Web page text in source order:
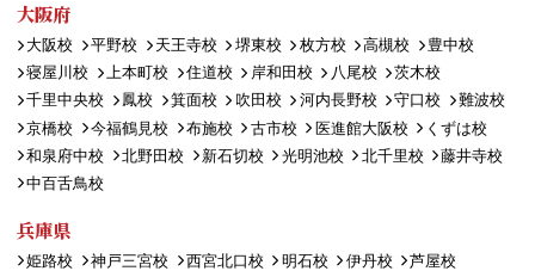
大阪府
大阪校 平野校 天王寺校 堺東校 枚方校 高槻校
豊中校
寝屋川校
上本町校 住道校 岸和田校 八尾校
茨木校
千里中央校
鳳校 箕面校 吹田校 河内長野校 守口校
難波校
京橋校
今福鶴見校 布施校 古市校 医進館大阪校
くずは校
和泉府中校
北野田校 新石切校 光明池校 北千里校
藤井寺校
中百舌鳥校
兵庫県
姫路校 神戸三宮校 西宮北口校 明石校 伊丹校
芦屋校